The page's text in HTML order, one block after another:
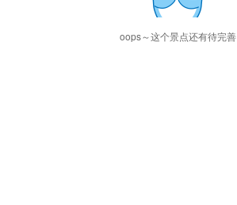
oops～这个景点还有待完善